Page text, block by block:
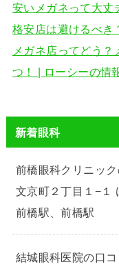
安いメガネって大丈
格安店は避けるべき
メガネ店ってどう？
つ！ | ローシーの情
新着眼科
前橋眼科クリニッ
文京町２丁目１−１
前橋駅、前橋駅
結城眼科医院の口